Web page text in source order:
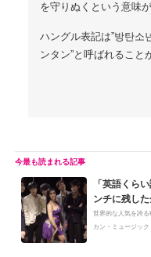
を守りぬくという意味
ハングル表記は”방탄소
ンタン”と呼ばれること
「英語くら
ンチに残し
世界的な人気を誇る
カン・ミュージッ